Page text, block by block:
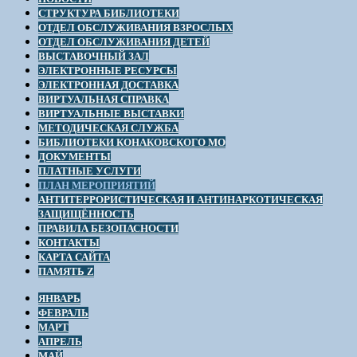
СТРУКТУРА БИБЛИОТЕКИ
ОТДЕЛ ОБСЛУЖИВАНИЯ ВЗРОСЛЫХ
ОТДЕЛ ОБСЛУЖИВАНИЯ ДЕТЕЙ
ВЫСТАВОЧНЫЙ ЗАЛ
ЭЛЕКТРОННЫЕ РЕСУРСЫ
ЭЛЕКТРОННАЯ ДОСТАВКА
ВИРТУАЛЬНАЯ СПРАВКА
ВИРТУАЛЬНЫЕ ВЫСТАВКИ
МЕТОДИЧЕСКАЯ СЛУЖБА
БИБЛИОТЕКИ КОНАКОВСКОГО МО
ДОКУМЕНТЫ
ПЛАТНЫЕ УСЛУГИ
ПЛАН МЕРОПРИЯТИЙ
АНТИТЕРРОРИСТИЧЕСКАЯ И АНТИНАРКОТИЧЕСКАЯ
ЗАЩИЩЁННОСТЬ
ПРАВИЛА БЕЗОПАСНОСТИ
КОНТАКТЫ
КАРТА САЙТА
ПАМЯТЬ Z
ЯНВАРЬ
ФЕВРАЛЬ
МАРТ
АПРЕЛЬ